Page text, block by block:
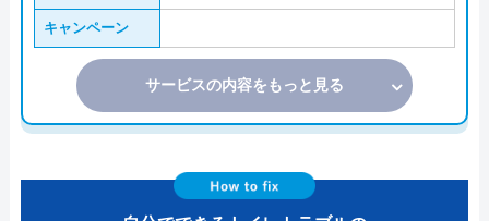
キャンペーン
サービスの内容をもっと見る